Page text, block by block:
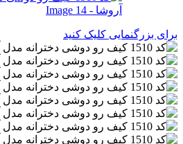
برای بزرگنمایی کلیک کنید